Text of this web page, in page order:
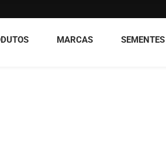
MARCAS SEMENTES